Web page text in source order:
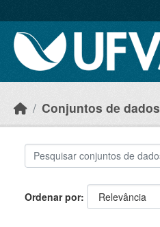
Conjuntos de dados
Ordenar por